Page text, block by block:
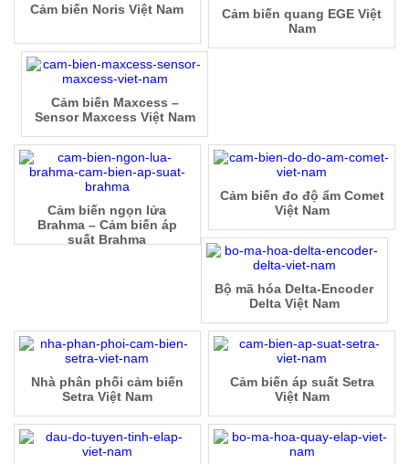
Cảm biến quang EGE Việt
Nam
Cảm biến Noris Việt Nam
Cảm biến Maxcess –
Sensor Maxcess Việt Nam
Cảm biến ngọn lửa
Brahma – Cảm biến áp
suất Brahma
Cảm biến đo độ ẩm Comet
Việt Nam
Bộ mã hóa Delta-Encoder
Delta Việt Nam
Cảm biến áp suất Setra
Việt Nam
Nhà phân phối cảm biến
Setra Việt Nam